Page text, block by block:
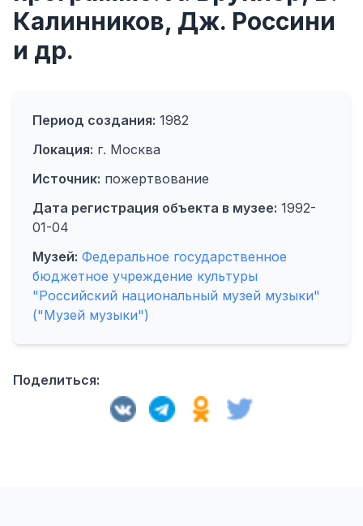
Калинников, Дж. Россини
и др.
Период создания: 1982
Локация: г. Москва
Источник: пожертвование
Дата регистрация объекта в музее: 1992-
01-04
Музей: Федеральное государственное
бюджетное учреждение культуры
"Российский национальный музей музыки"
("Музей музыки")
Поделиться: